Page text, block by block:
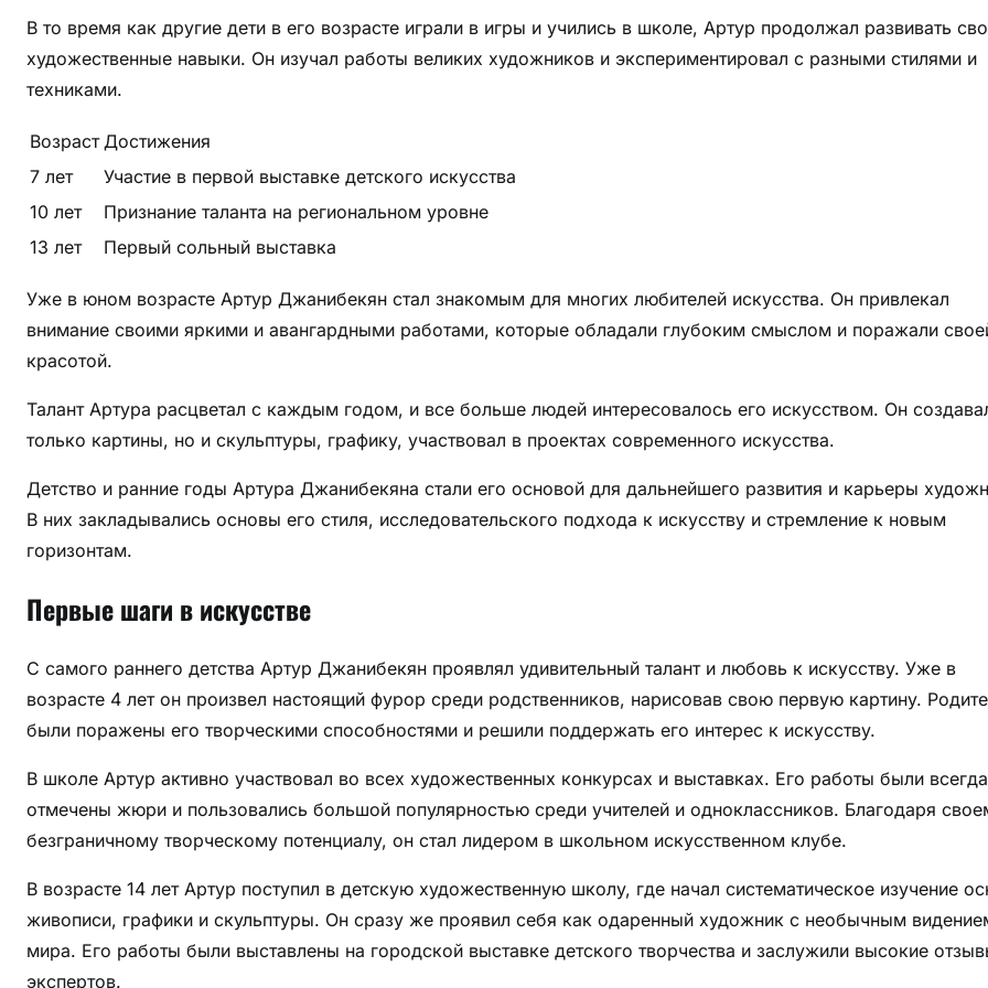
В то время как другие дети в его возрасте играли в игры и учились в школе, Артур продолжал развивать
художественные навыки. Он изучал работы великих художников и экспериментировал с разными стилями и
техниками.
Возраст Достижения
7 лет
Участие в первой выставке детского искусства
10 лет
Признание таланта на региональном уровне
13 лет
Первый сольный выставка
Уже в юном возрасте Артур Джанибекян стал знакомым для многих любителей искусства. Он привлекал
внимание своими яркими и авангардными работами, которые обладали глубоким смыслом и поражали
красотой.
Талант Артура расцветал с каждым годом, и все больше людей интересовалось его искусством. Он
только картины, но и скульптуры, графику, участвовал в проектах современного искусства.
Детство и ранние годы Артура Джанибекяна стали его основой для дальнейшего развития и карьеры
В них закладывались основы его стиля, исследовательского подхода к искусству и стремление к новым
горизонтам.
Первые шаги в искусстве
С самого раннего детства Артур Джанибекян проявлял удивительный талант и любовь к искусству. Уже в
возрасте 4 лет он произвел настоящий фурор среди родственников, нарисовав свою первую картину.
были поражены его творческими способностями и решили поддержать его интерес к искусству.
В школе Артур активно участвовал во всех художественных конкурсах и выставках. Его работы были всегда
отмечены жюри и пользовались большой популярностью среди учителей и одноклассников. Благодаря
безграничному творческому потенциалу, он стал лидером в школьном искусственном клубе.
В возрасте 14 лет Артур поступил в детскую художественную школу, где начал систематическое изучение
живописи, графики и скульптуры. Он сразу же проявил себя как одаренный художник с необычным
мира. Его работы были выставлены на городской выставке детского творчества и заслужили высокие
экспертов.